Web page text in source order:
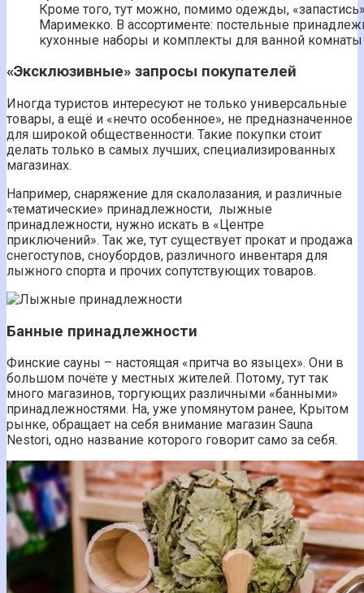
Кроме того, тут можно, помимо одежды,
Маримекко. В ассортименте: постельные
кухонные наборы и комплекты для ванной комнаты
«Эксклюзивные» запросы покупателей
Иногда туристов интересуют не только универсальные
товары, а ещё и «нечто особенное», не предназначенное
для широкой общественности. Такие покупки стоит
делать только в самых лучших, специализированных
магазинах.
Например, снаряжение для скалолазания, и различные
«тематические» принадлежности, лыжные
принадлежности, нужно искать в «Центре
приключений». Так же, тут существует прокат и продажа
снегоступов, сноубордов, различного инвентаря для
лыжного спорта и прочих сопутствующих товаров.
Банные принадлежности
Финские сауны – настоящая «притча во языцех». Они в
большом почёте у местных жителей. Потому, тут так
много магазинов, торгующих различными «банными»
принадлежностями. На, уже упомянутом ранее, Крытом
рынке, обращает на себя внимание магазин Sauna
Nestori, одно название которого говорит само за себя.